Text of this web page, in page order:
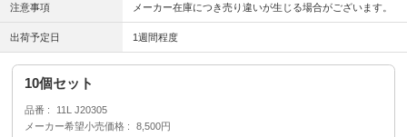
注意事項 メーカー在庫につき売り違いが生じる場合がございます。
出荷予定日 1週間程度
10個セット
品番
11L J20305
メーカー希望小売価格
8,500円